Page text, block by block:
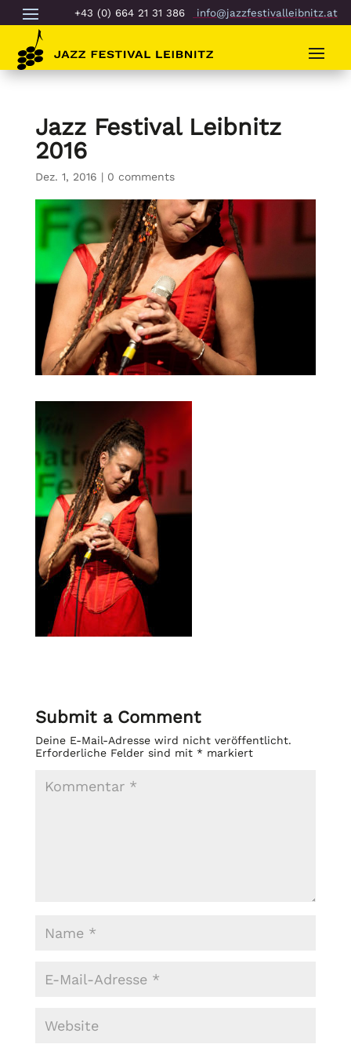
+43 (0) 664 21 31 386 info@jazzfestivalleibnitz.at
Jazz Festival Leibnitz
2016
Dez. 1, 2016 | 0 comments
Submit a Comment
Deine E-Mail-Adresse wird nicht veröffentlicht.
Erforderliche Felder sind mit *markiert